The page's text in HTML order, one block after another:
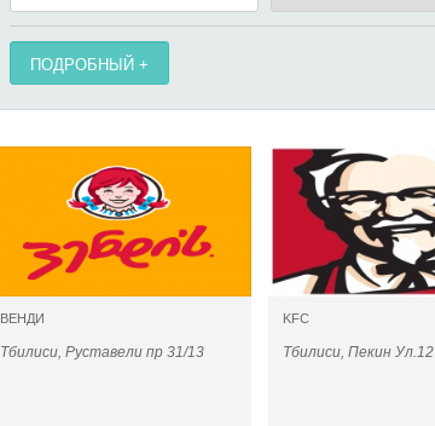
ПОДРОБНЫЙ
ВЕНДИ
Тбилиси, Руставели пр 31/13
KFC
Тбилиси, Пекин Ул.12